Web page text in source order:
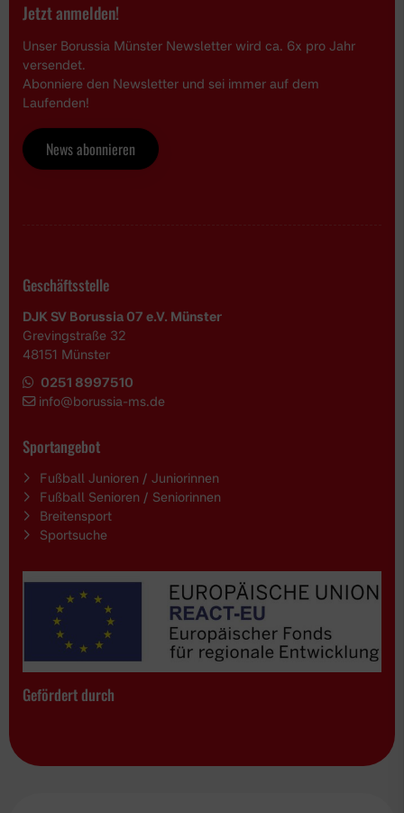
Jetzt anmelden!
Unser Borussia Münster Newsletter wird ca. 6x pro Jahr
versendet.
Abonniere den Newsletter und sei immer auf dem
Laufenden!
News abonnieren
Geschäftsstelle
DJK SV Borussia 07 e.V. Münster
Grevingstraße 32
48151 Münster
0251 8997510
info@borussia-ms.de
Sportangebot
Fußball Junioren / Juniorinnen
Fußball Senioren / Seniorinnen
Breitensport
Sportsuche
Gefördert durch